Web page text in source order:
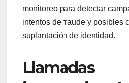
monitoreo para detectar
intentos de fraude y posibles
suplantación de identidad.
Llamadas